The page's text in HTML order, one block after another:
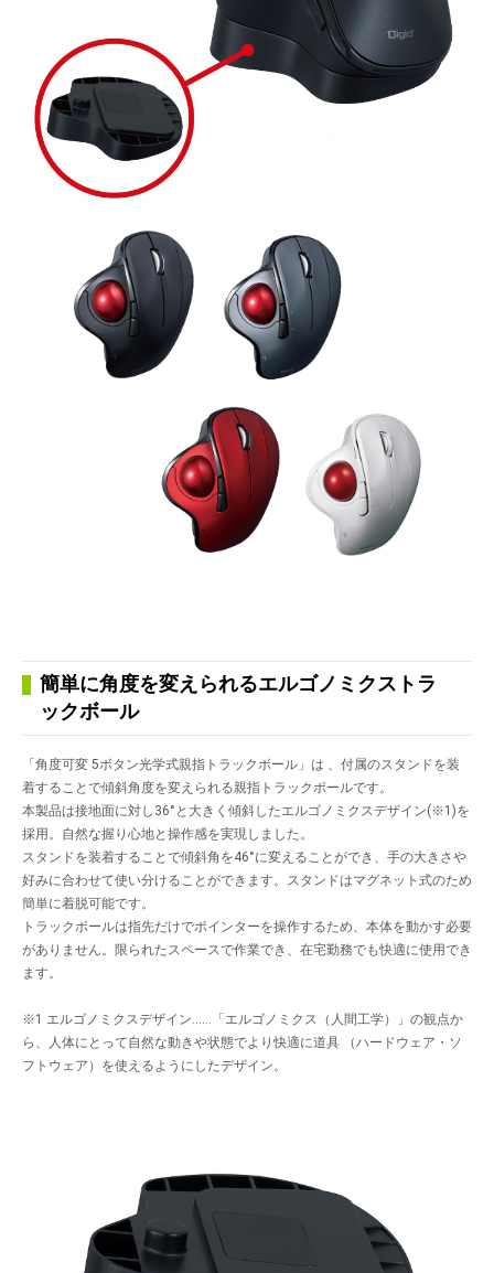
簡単に角度を変えられるエルゴノミクストラ
ックボール
「角度可変 5ボタン光学式親指トラックボール」は 、付属のスタンドを装
着することで傾斜角度を変えられる親指トラックボールです。
本製品は接地面に対し36°と大きく傾斜したエルゴノミクスデザイン(※1)を
採用。自然な握り心地と操作感を実現しました。
スタンドを装着することで傾斜角を46°に変えることができ、手の大きさや
好みに合わせて使い分けることができます。スタンドはマグネット式のため
簡単に着脱可能です。
トラックボールは指先だけでポインターを操作するため、本体を動かす必要
がありません。限られたスペースで作業でき、在宅勤務でも快適に使用でき
ます。
※1 エルゴノミクスデザイン……「エルゴノミクス（人間工学）」の観点か
ら、人体にとって自然な動きや状態でより快適に道具 （ハードウェア・ソ
フトウェア）を使えるようにしたデザイン。